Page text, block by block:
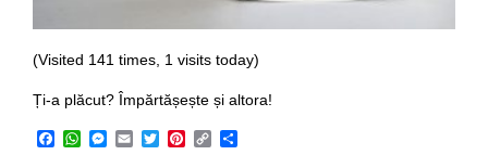
(Visited 141 times, 1 visits today)
Ți-a plăcut? Împărtășește și altora!
Facebook
WhatsApp
Messenger
EmailTwitterPinterest
Copy